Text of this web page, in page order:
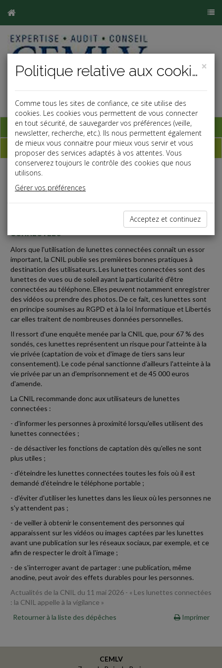
Base documentaire
Dépêches
Vie des affaires
VIE PRIVÉE : ATTENTION AUX LUNETTES
CONNECTÉES
Alors que l'utilisation de lunettes connectées connaît un essor
important, la CNIL publie ses premières bonnes pratiques à
destination des utilisateurs. Les lunettes connectées sont des
lunettes de vues ou de soleil ayant la particularité d'être
connectées au téléphone. Elles peuvent notamment enregistrer
des vidéos ou prendre des photos. De ce fait, ces lunettes sont
en principe soumises au RGPD et à la loi Informatique et Libertés
car elles traitent de nombreuses données personnelles.
Il ressort d'une enquête menée par la CNIL que, pour 67 % des
sondés, ces lunettes représentent un risque pour l'atteinte à la
vie privée (captation de voix et d'image de tiers sans leur
consentement). Le code pénal sanctionne d'ailleurs l'atteinte à la
vie privée par un an d'emprisonnement et de 45 000 euros
d'amende.
La CNIL recommande donc aux utilisateurs de lunettes
connectées :
- d'informer les personnes à proximité lorsqu'elles utilisent des
lunettes connectées ;
- de désactiver les fonctions de captation dès qu'elles ne sont
plus utiles ;
- d'éteindre les lunettes connectées toutes les fois où il est
demandé d'éteindre le téléphone portable ;
- d'éviter d'utiliser les lunettes dans les lieux où les personnes ne
s'y attendent pas ;
- de veiller à obtenir le consentement des personnes qui
apparaissent sur les vidéos ou images captées par les lunettes
avant une publication sur les réseaux sociaux, par exemple, et ce
afin de respecter le droit à l'image ;
- de s'interroger avant de partager : une publication, même
anodine, peut avoir des effets durables pour les personnes.
Actualités de la CNIL du 11 mai 2026 - « Les lunettes connectées
: la CNIL appelle à la vigilance »
Retourner à la liste des dépêches
Imprimer
CEMLV
×
Politique relative aux cookies
Comme tous les sites de confiance, ce site utilise des
cookies. Les cookies vous permettent de vous connecter
en tout sécurité, de sauvegarder vos préférences (veille,
newsletter, recherche, etc.). Ils nous permettent également
de mieux vous connaitre pour mieux vous servir et vous
proposer des services adaptés à vos attentes. Vous
conserverez toujours le contrôle des cookies que nous
utilisons.
Gérer vos préférences
Acceptez et continuez